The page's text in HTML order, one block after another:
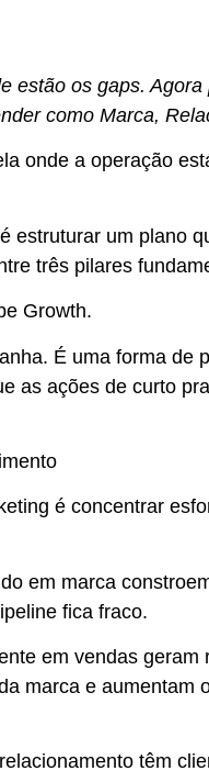
estão os gaps.
como Marca,
onde a operação
estruturar um plano
três pilares
Growth.
É uma forma de
as ações de curto
é concentrar
em marca
fica fraco.
em vendas geram
marca e aumentam
têm